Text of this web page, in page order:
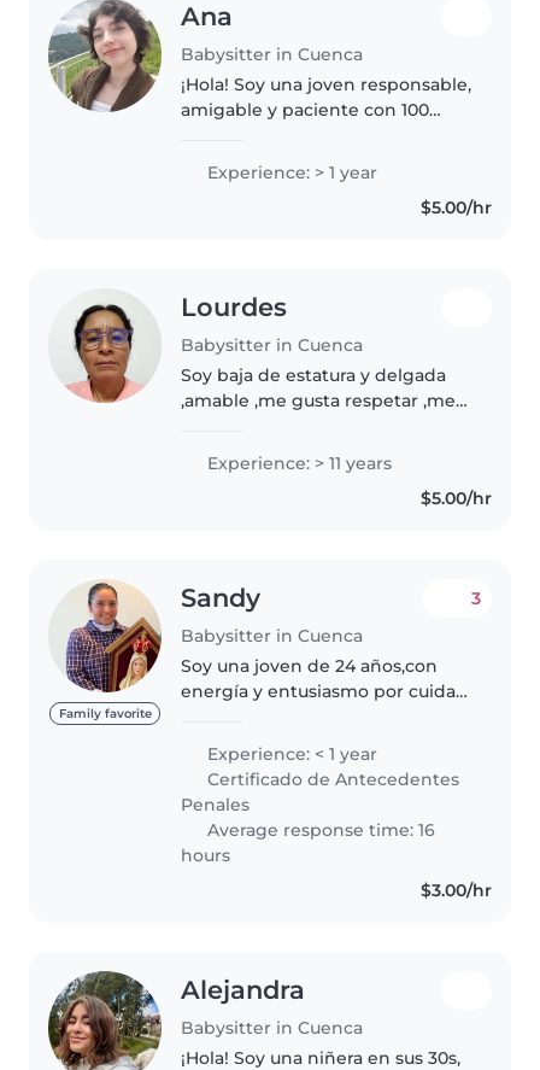
Ana
Babysitter in Cuenca
¡Hola! Soy una joven responsable,
amigable y paciente con 100
profesionales cuidando niños en
edad preescolar y escolar. Tengo
Experience: > 1 year
$5.00/hr
Lourdes
Babysitter in Cuenca
Soy baja de estatura y delgada
,amable ,me gusta respetar ,me
,creo en Dios cuando era más
joven cuide niños luego cuide a
Experience: > 11 years
$5.00/hr
Family favorite
Sandy
Babysitter in Cuenca
3
Soy una joven de 24 años,con
energía y entusiasmo por cuidar
dibujar, leer cuentos, música y
juegos que puedo ofrecer a sus
hijos. Aunque no soy una..
Experience: < 1 year
Certificado de Antecedentes
Penales
Average response time: 16
hours
$3.00/hr
Alejandra
Babysitter in Cuenca
¡Hola! Soy una niñera en sus 30s,